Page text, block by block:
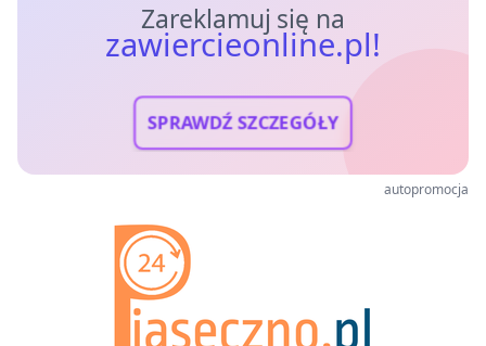
Zareklamuj się na
zawiercieonline.pl!
SPRAWDŹ SZCZEGÓŁY
autopromocja